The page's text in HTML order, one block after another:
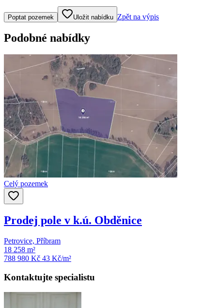
Klepněte nebo klikněte pro ovládání mapy
Poptat pozemek Uložit nabídku Zpět na výpis
Podobné nabídky
Celý pozemek
Prodej pole v k.ú. Obděnice
Petrovice, Příbram
18 258 m²
788 980 Kč 43 Kč/m²
Kontaktujte specialistu